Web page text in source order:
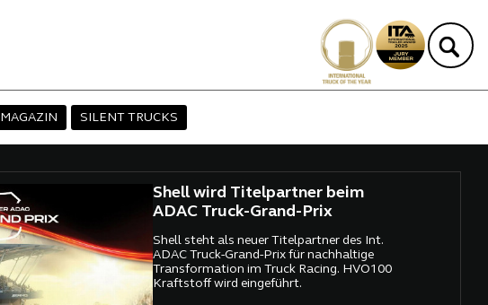
MAGAZIN SILENT TRUCKS
Shell wird Titelpartner beim
ADAC Truck-Grand-Prix
Shell steht als neuer Titelpartner des Int.
ADAC Truck-Grand-Prix für nachhaltige
Transformation im Truck Racing. HVO100
Kraftstoff wird eingeführt.